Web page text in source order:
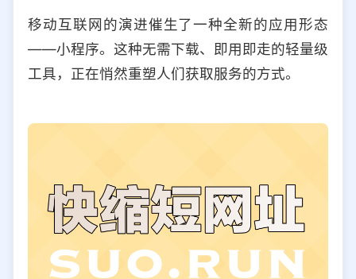
iOS Android PC 其他
选择允许访问的平台类型
移动互联网的演进催生了一种全新的应用形态
——小程序。这种无需下载、即用即走的轻量级
工具，正在悄然重塑人们获取服务的方式。